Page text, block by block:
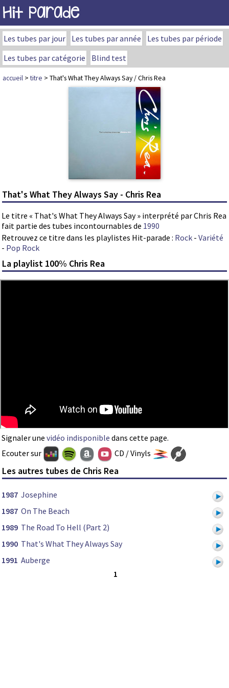
Hit Parade
Les tubes par jour Les tubes par année
Les tubes par période
Les tubes par catégorie
Blind test
accueil >titre > That's What They Always Say / Chris Rea
That's What They Always Say - Chris Rea
Le titre « That's What They Always Say » interprété par Chris Rea
fait partie des tubes incontournables de 1990
Retrouvez ce titre dans les playlistes Hit-parade : Rock - Variété
- Pop Rock
La playlist 100% Chris Rea
Signaler une vidéo indisponible dans cette page.
Ecouter sur
CD / Vinyls
Les autres tubes de Chris Rea
1987 Josephine
1987 On The Beach
1989 The Road To Hell (Part 2)
1990 That's What They Always Say
1991 Auberge
1